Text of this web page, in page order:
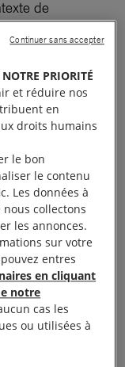
de
Student
américain.
thématiques
ne peut être
sont en
de la violence
PRIORITÉ
et réduire nos
en
droits humains
le bon
le contenu
Les données à
collectons
les annonces.
sur votre
entres
en cliquant
notre
cas les
ou utilisées à
Continuer sans accepter